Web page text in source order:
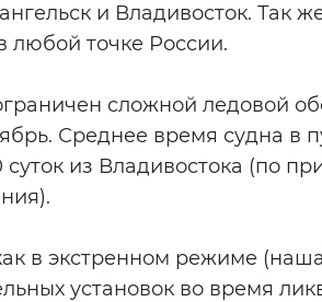
и Владивосток. Так
точке России.
сложной ледовой
Среднее время судна в
из Владивостока (по
в экстренном режиме
установок во время